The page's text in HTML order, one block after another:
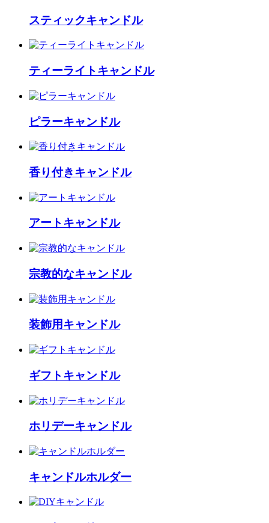
スティックキャンドル
ティーライトキャンドル
ピラーキャンドル
香り付きキャンドル
アートキャンドル
宗教的なキャンドル
装飾用キャンドル
ギフトキャンドル
ホリデーキャンドル
キャンドルホルダー